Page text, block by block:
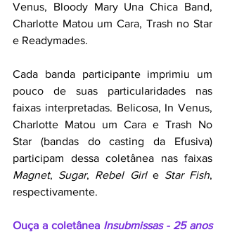
Venus, Bloody Mary Una Chica Band,
Charlotte Matou um Cara, Trash no Star
e Readymades.
Cada banda participante imprimiu um
pouco de suas particularidades nas
faixas interpretadas. Belicosa, In Venus,
Charlotte Matou um Cara e Trash No
Star (bandas do casting da Efusiva)
Magnet, Sugar, Rebel Girl e Star Fish,
respectivamente.
Ouça a coletânea Insubmissas - 25 anos